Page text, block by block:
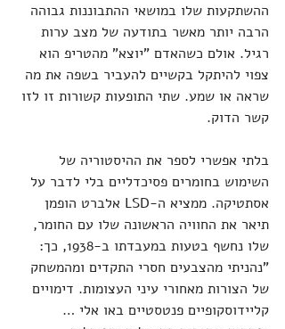
ההשתקעות שלו במושאי ההתבוננות גבוהה
הרבה יותר מאשר בתודעה של מצב ערות
רגיל. אולם כשהאדם "יוצא" מהטריפ הוא
צפוי להיתקל בקשיים להעביר בשפה את מה
שראה או שמע. שתי התופעות קשורות זו לזו
קשר הדוק.
בלתי אפשרי לספר את ההיסטוריה של
השימוש בחומרים פסיכדליים בלי לדבר על
אסתטיקה. ממציא ה-LSD אלברט הופמן
תיאר את החוויה הראשונה שלו עם החומר,
שלו נחשף בטעות במעבדתו ב-1938, כך:
"נהניתי מהצבעים חסרי התקדים ומהמשחק
של הצורות מאחורי עיני העצומות. דימויים
קליידוסקופיים פנטסטיים באו אלי …